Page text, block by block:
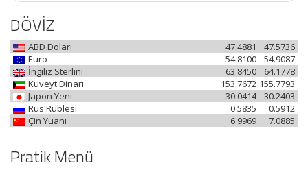
DÖVİZ
ABD Doları 47.5736
47.4881
Euro
54.9087
54.8100
İngiliz Sterlini
64.1778
63.8450
Kuveyt Dinarı
155.7793
153.7672
Japon Yeni
30.2403
30.0414
Rus Rublesi
0.5912
0.5835
Çin Yuanı
7.0885
6.9969
Pratik Menü